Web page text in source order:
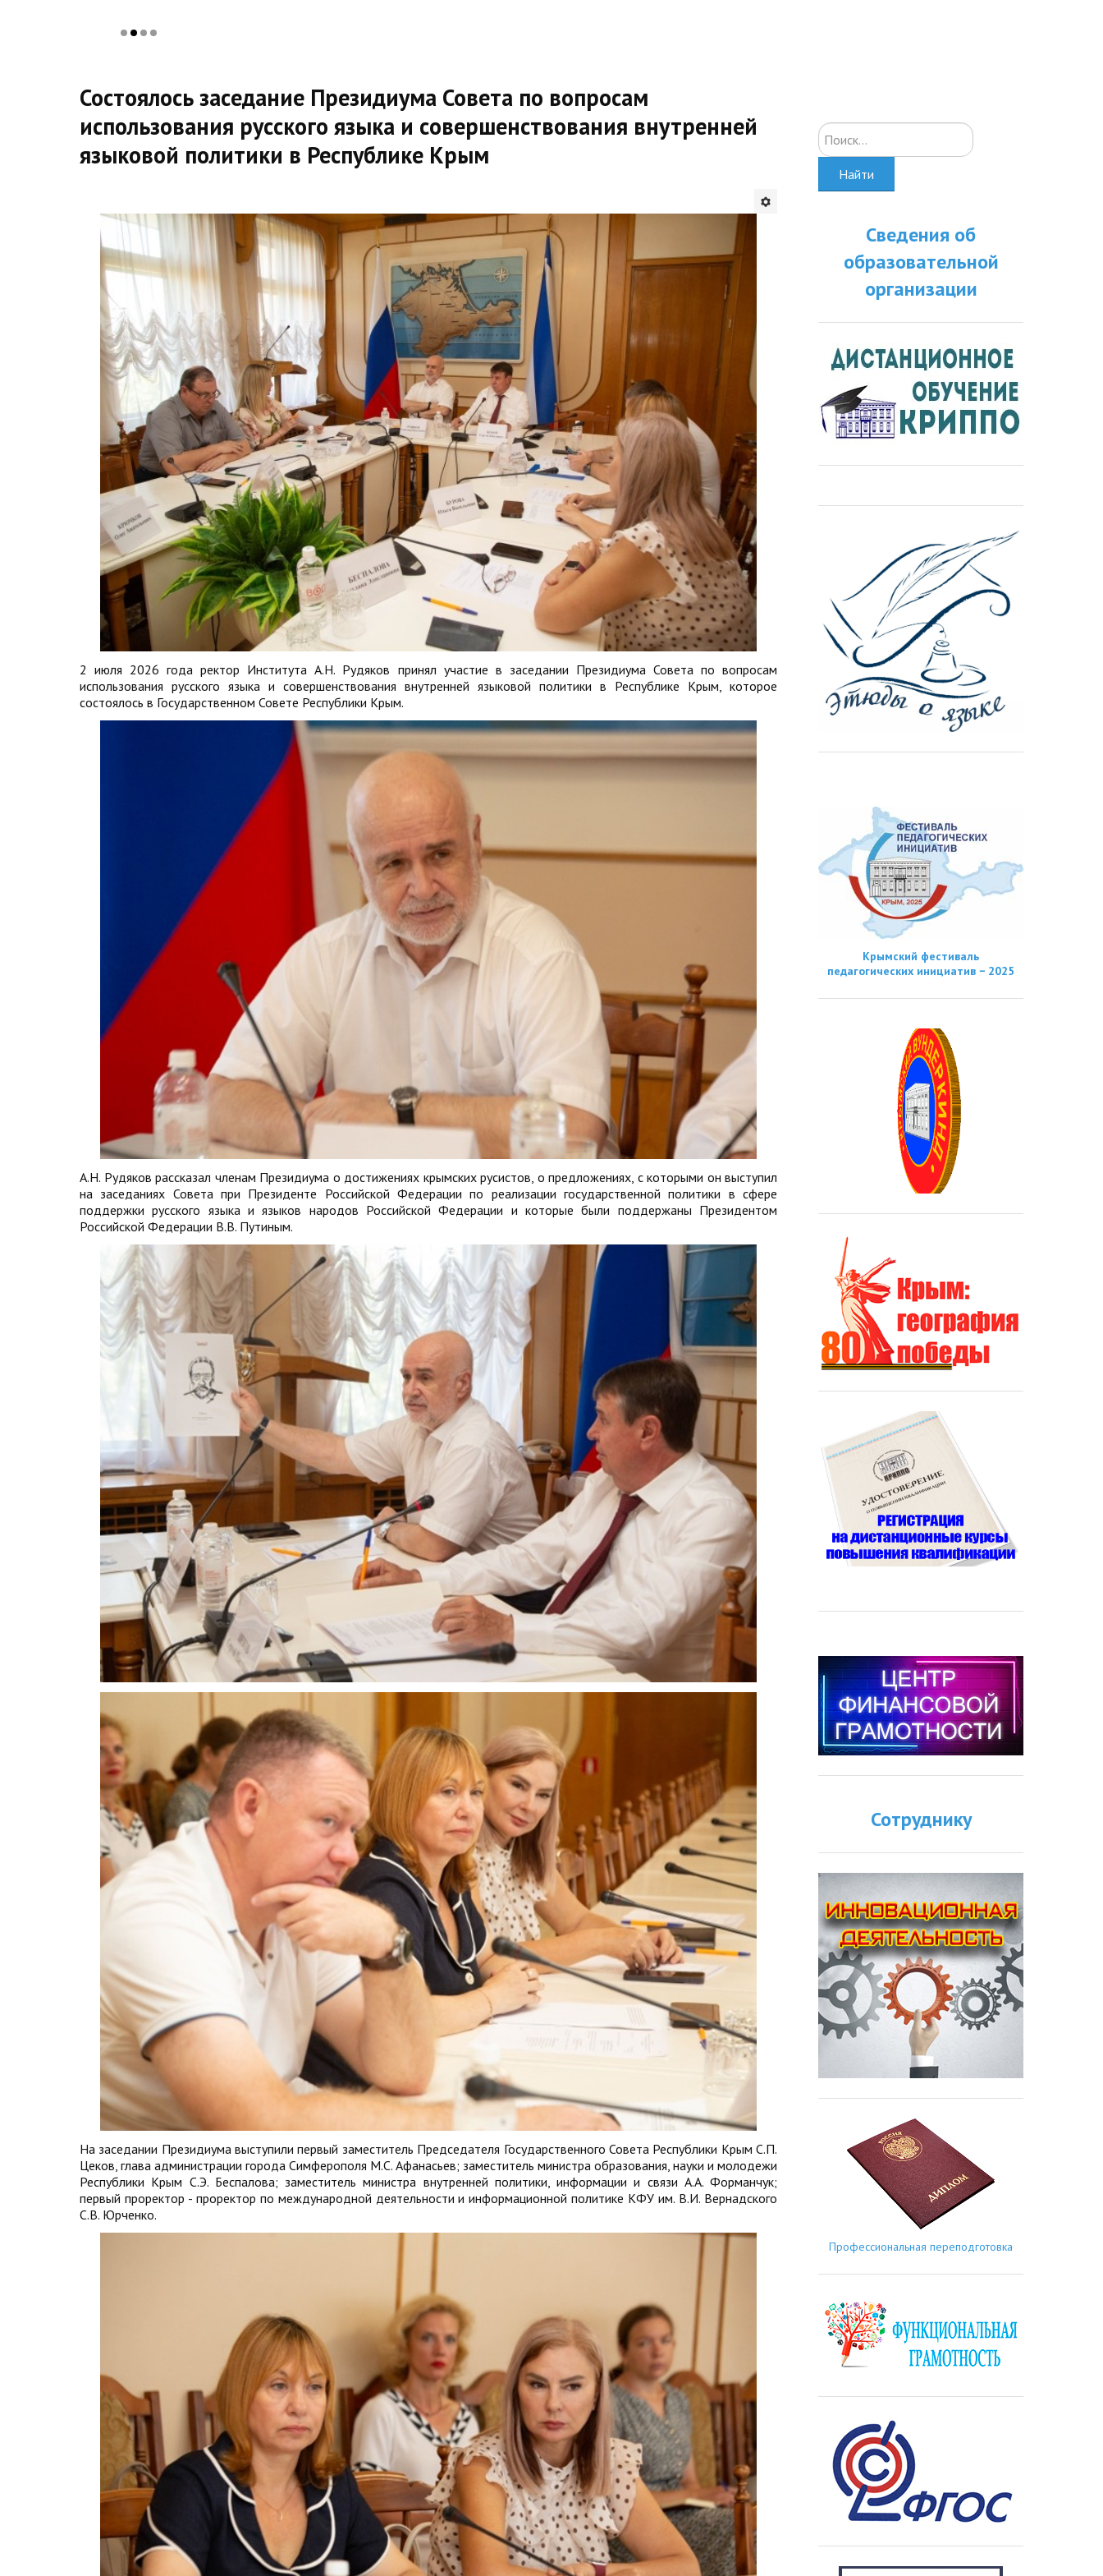
Состоялось заседание Президиума Совета по вопросам
использования русского языка и совершенствования внутренней
языковой политики в Республике Крым
2 июля 2026 года ректор Института А.Н. Рудяков принял участие в заседании Президиума Совета по вопросам
использования русского языка и совершенствования внутренней языковой политики в Республике Крым, которое
состоялось в Государственном Совете Республики Крым.
А.Н. Рудяков рассказал членам Президиума о достижениях крымских русистов, о предложениях, с которыми он выступил
на заседаниях Совета при Президенте Российской Федерации по реализации государственной политики в сфере
поддержки русского языка и языков народов Российской Федерации и которые были поддержаны Президентом
Российской Федерации В.В. Путиным.
На заседании Президиума выступили первый заместитель Председателя Государственного Совета Республики Крым С.П.
Цеков, глава администрации города Симферополя М.С. Афанасьев; заместитель министра образования, науки и молодежи
Республики Крым С.Э. Беспалова; заместитель министра внутренней политики, информации и связи А.А. Форманчук;
первый проректор - проректор по международной деятельности и информационной политике КФУ им. В.И. Вернадского
С.В. Юрченко.
Искать...
Найти
Сведения об
образовательной
организации
Крымский фестиваль
педагогических инициатив − 2025
Сотруднику
Профессиональная переподготовка